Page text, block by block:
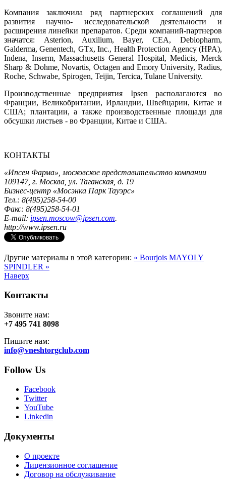
Компания заключила ряд партнерских соглашений для
развития научно- исследовательской деятельности и
расширения линейки препаратов. Среди компаний-партнеров
значатся: Asterion, Auxilium, Bayer, CEA, Debiopharm,
Galderma, Genentech, GTx, Inc., Health Protection Agency (HPA),
Indena, Inserm, Massachusetts General Hospital, Medicis, Merck
Sharp & Dohme, Novartis, Octagen and Emory University, Radius,
Roche, Schwabe, Spirogen, Teijin, Tercica, Tulane University.
Производственные предприятия Ipsen располагаются во
Франции, Великобритании, Ирландии, Швейцарии, Китае и
США; плантации, а также производственные площади для
обсушки листьев - во Франции, Китае и США.
КОНТАКТЫ
«Ипсен Фарма», московское представительство компании
109147, г. Москва, ул. Таганская, д. 19
Бизнес-центр «Мосэнка Парк Тауэрс»
Тел.: 8(495)258-54-00
Факс: 8(495)258-54-01
E-mail: ipsen.moscow@ipsen.com.
http://www.ipsen.ru
Другие материалы в этой категории: « Bourjois MAYOLY
SPINDLER »
Наверх
Контакты
Звоните нам:
+7 495 741 8098
Пишите нам:
info@vneshtorgclub.com
Follow Us
Facebook
Twitter
YouTube
Linkedin
Документы
О проекте
Лицензионное соглашение
Договор на обслуживание